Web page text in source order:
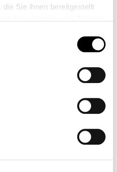
Sie ihnen bereitgestellt
BATTERIE SPAR